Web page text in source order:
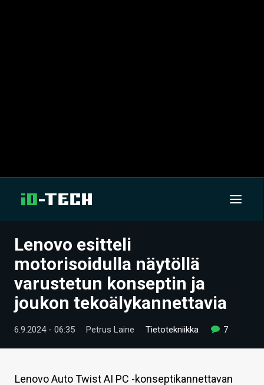
UUTISET
ARTIKKELIT
VIDEOT
TECHBBS
HINTA.FI
Lenovo esitteli
motorisoidulla näytöllä
varustetun konseptin ja
joukon tekoälykannettavia
6.9.2024 - 06:35 Petrus Laine Tietotekniikka 7
Lenovo Auto Twist AI PC -konseptikannettavan